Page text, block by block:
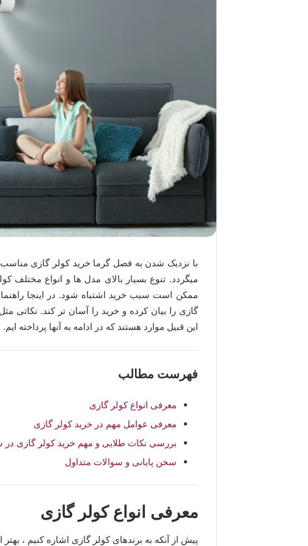
با نزدیک شدن به فصل گرما خرید کولر گازی
میگردد. تنوع بسیار بالای مدل ها و انواع
ممکن است سبب خرید اشتباه شود. در اینجا
گازی را بیان کرده و خرید را آسان تر کند. نکاتی
این قبیل موارد هستند که در ادامه به آنها پرداخته
فهرست مطالب
معرفی انواع کولر گازی
معرفی عوامل مهم در خرید کولر گازی
بررسی نکات طلایی و مهم خرید کولر گازی در سال
سخن پایانی و سوالات متداول
معرفی انواع کولر گازی
پیش از آنکه به برندهای کولر گازی اشاره کنیم ،